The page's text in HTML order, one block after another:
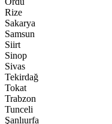
Rize
Sakarya
Samsun
Siirt
Sinop
Sivas
Tekirdağ
Tokat
Trabzon
Tunceli
Şanlıurfa